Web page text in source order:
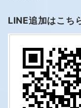
LINE追加はこち